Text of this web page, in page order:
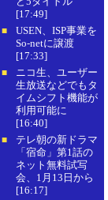
[17:49]
■
USEN、ISP事業を
So-netに譲渡
[17:33]
■
ニコ生、ユーザー
生放送などでもタ
イムシフト機能が
利用可能に
[16:40]
■
テレ朝の新ドラマ
「宿命」第1話の
ネット無料試写
会、1月13日から
[16:17]